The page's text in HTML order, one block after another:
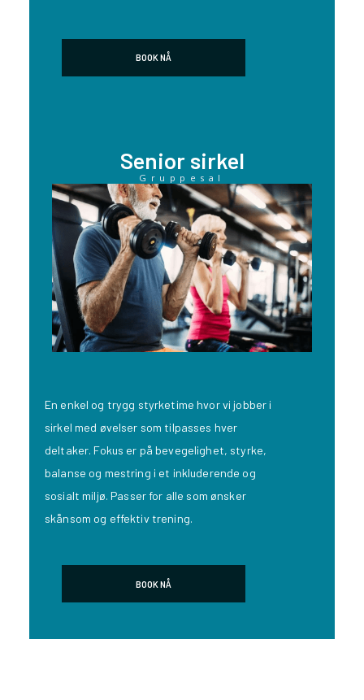
BOOK NÅ
Senior sirkel
Gruppesal
En enkel og trygg styrketime hvor vi jobber i
sirkel med øvelser som tilpasses hver
deltaker. Fokus er på bevegelighet, styrke,
balanse og mestring i et inkluderende og
sosialt miljø. Passer for alle som ønsker
skånsom og effektiv trening.
BOOK NÅ